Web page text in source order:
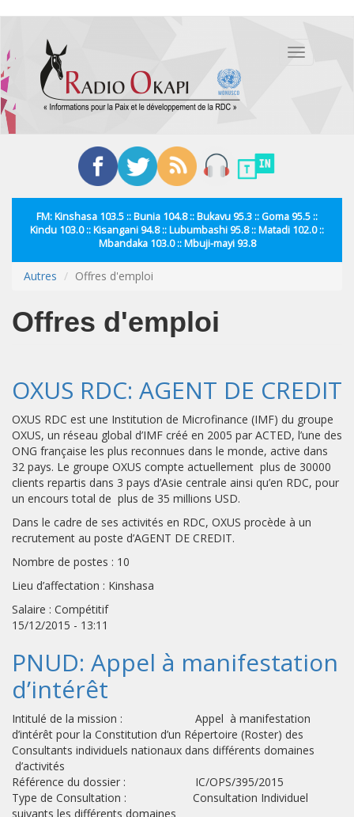
contenu
principal
Toggle
FM: Kinshasa 103.5 :: Bunia 104.8 :: Bukavu 95.3 :: Goma 95.5 ::
Kindu 103.0 :: Kisangani 94.8 :: Lubumbashi 95.8 :: Matadi 102.0 ::
Mbandaka 103.0 :: Mbuji-mayi 93.8
Autres Offres d'emploi
Offres d'emploi
OXUS RDC: AGENT DE CREDIT
OXUS RDC est une Institution de Microfinance (IMF) du groupe
OXUS, un réseau global d’IMF créé en 2005 par ACTED, l’une des
ONG française les plus reconnues dans le monde, active dans
32 pays. Le groupe OXUS compte actuellement plus de 30000
clients repartis dans 3 pays d’Asie centrale ainsi qu’en RDC, pour
un encours total de plus de 35 millions USD.
Dans le cadre de ses activités en RDC, OXUS procède à un
recrutement au poste d’AGENT DE CREDIT.
Nombre de postes : 10
Lieu d’affectation : Kinshasa
Salaire : Compétitif
15/12/2015 - 13:11
PNUD: Appel à manifestation
d’intérêt
Intitulé de la mission : Appel à manifestation
d’intérêt pour la Constitution d’un Répertoire (Roster) des
Consultants individuels nationaux dans différents domaines
d’activités
Référence du dossier : IC/OPS/395/2015
Type de Consultation : Consultation Individuel
suivants les différents domaines